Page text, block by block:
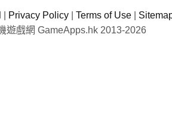
Privacy Policy| Terms of Use|
遊戲網 GameApps.hk 2013-2026